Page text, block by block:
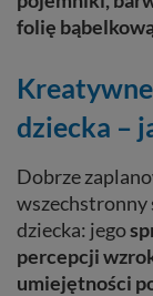
folię
dziecka –
Dobrze
wszechstronny
dziecka: jego
percepcji
umiejętności